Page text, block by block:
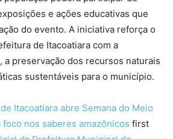
e ações educativas que
do evento. A iniciativa reforça o
de Itacoatiara com a
a preservação dos recursos naturais
sustentáveis para o município.
Itacoatiara abre Semana do Meio
nos saberes amazônicos first